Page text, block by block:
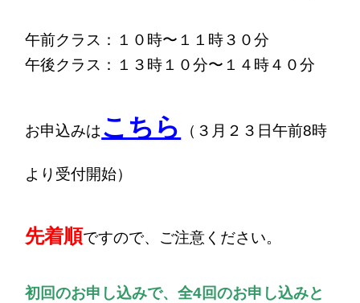
午前クラス：１０時〜１１時３０分
午後クラス：１３時１０分〜１４時４０分
お申込みはこちら （３月２３日午前8時
より受付開始）
先着順ですので、ご注意ください。
初回のお申し込みで、全4回のお申し込みと